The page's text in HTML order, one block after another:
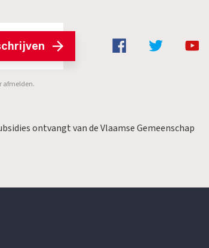
afmelden.
ontvangt van de Vlaamse Gemeenschap